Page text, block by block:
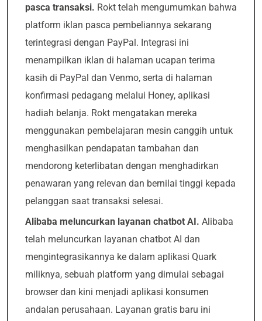
pasca transaksi. Rokt telah mengumumkan bahwa
platform iklan pasca pembeliannya sekarang
terintegrasi dengan PayPal. Integrasi ini
menampilkan iklan di halaman ucapan terima
kasih di PayPal dan Venmo, serta di halaman
konfirmasi pedagang melalui Honey, aplikasi
hadiah belanja. Rokt mengatakan mereka
menggunakan pembelajaran mesin canggih untuk
menghasilkan pendapatan tambahan dan
mendorong keterlibatan dengan menghadirkan
penawaran yang relevan dan bernilai tinggi kepada
pelanggan saat transaksi selesai.
Alibaba meluncurkan layanan chatbot AI. Alibaba
telah meluncurkan layanan chatbot AI dan
mengintegrasikannya ke dalam aplikasi Quark
miliknya, sebuah platform yang dimulai sebagai
browser dan kini menjadi aplikasi konsumen
andalan perusahaan. Layanan gratis baru ini